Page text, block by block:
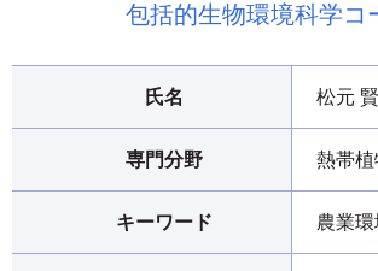
包括的生物環境科学コ
氏名 松元
専門分野 熱帯
キーワード 農業